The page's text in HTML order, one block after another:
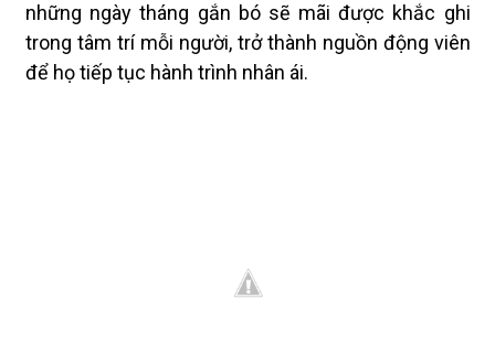
những ngày tháng gắn bó sẽ mãi được khắc ghi
trong tâm trí mỗi người, trở thành nguồn động viên
để họ tiếp tục hành trình nhân ái.